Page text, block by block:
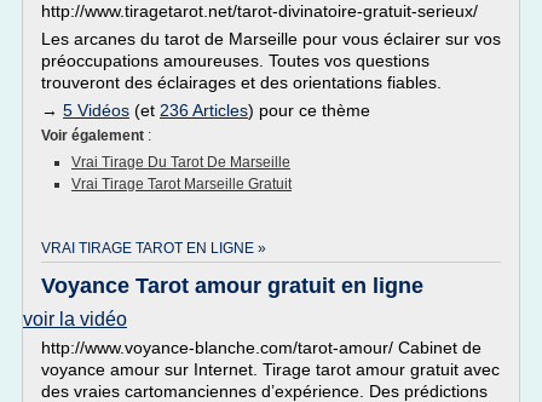
http://www.tiragetarot.net/tarot-divinatoire-gratuit-serieux/
Les arcanes du tarot de Marseille pour vous éclairer sur vos
préoccupations amoureuses. Toutes vos questions
trouveront des éclairages et des orientations fiables.
→ 5 Vidéos (et 236 Articles) pour ce thème
Voir également :
Vrai Tirage Du Tarot De Marseille
Vrai Tirage Tarot Marseille Gratuit
VRAI TIRAGE TAROT EN LIGNE »
Voyance Tarot amour gratuit en ligne
voir la vidéo
http://www.voyance-blanche.com/tarot-amour/ Cabinet de
voyance amour sur Internet. Tirage tarot amour gratuit avec
des vraies cartomanciennes d’expérience. Des prédictions